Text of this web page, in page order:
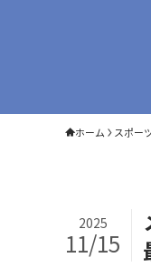
ホーム スポー
2025
11/15